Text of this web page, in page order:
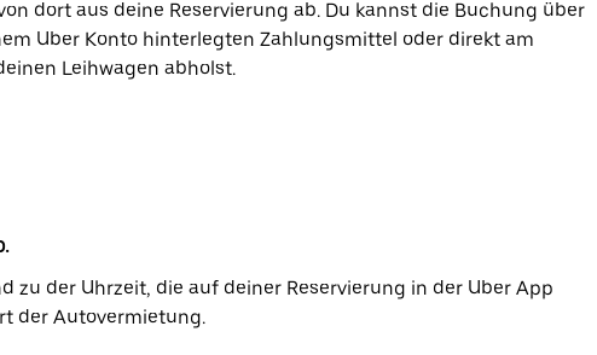
dort aus deine Reservierung ab. Du kannst die Buchung über
Uber Konto hinterlegten Zahlungsmittel oder direkt am
Leihwagen abholst.
zu der Uhrzeit, die auf deiner Reservierung in der Uber App
der Autovermietung.